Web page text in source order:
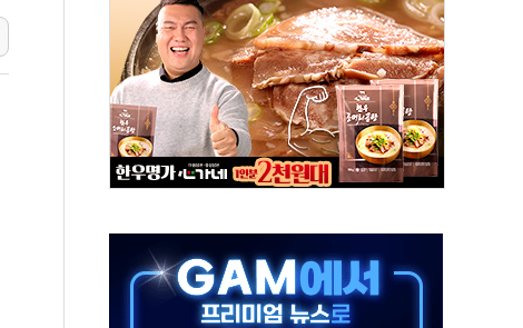
드하우스' 잠실점, 직장인 핫플레이스로 부상
당정 조율 완료…초고가·비거주 1주택 등 여론 수렴"
연쇄 추돌…7세 남아 등 4명 부상
친다"…LG유플러스, AI 홈네트워크 구현 첫발
와 영하 30도 극저온 난방기술 개발한다
리비서실
이상무"…김회천 사장, 원전 현장점검
·감독 강화' 2개 법 대표 발의
혼 페널티 만든 건 이 정권…신생아 특례 대출까지 줄여"